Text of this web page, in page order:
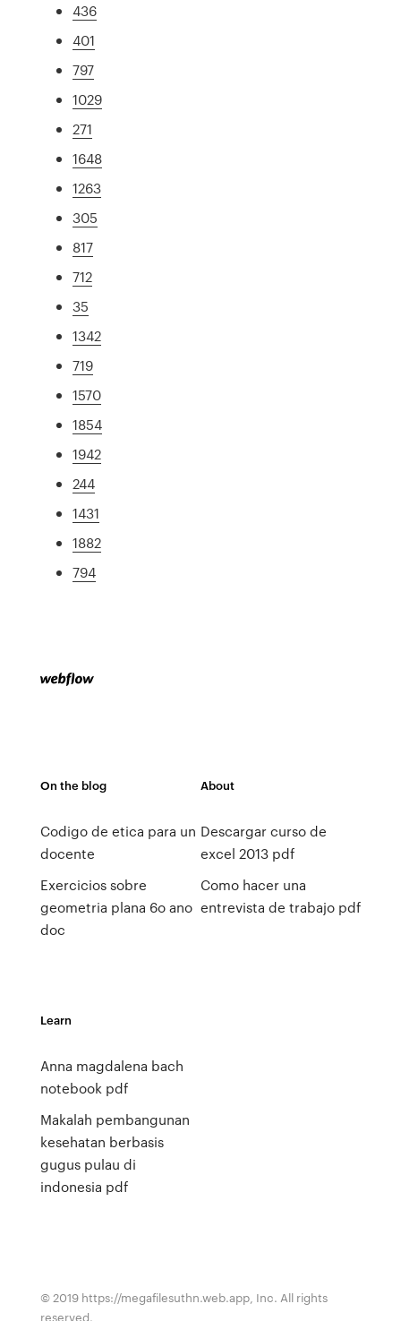
436
401
797
1029
271
1648
1263
305
817
712
35
1342
719
1570
1854
1942
244
1431
1882
794
On the blog
Codigo de etica para un
docente
Exercicios sobre
geometria plana 6o ano
doc
About
Descargar curso de
excel 2013 pdf
Como hacer una
entrevista de trabajo pdf
Learn
Anna magdalena bach
notebook pdf
Makalah pembangunan
kesehatan berbasis
gugus pulau di
indonesia pdf
© 2019 https://megafilesuthn.web.app, Inc. All rights
reserved.